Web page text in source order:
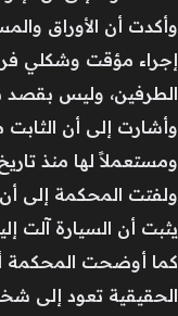
وأكدت أن الأوراق
إجراء مؤقت وشكلي
الطرفين، وليس بقصد
وأشارت إلى أن الثابت
ومستعملاً لها منذ
ولفتت المحكمة إلى
يثبت أن السيارة آلت
كما أوضحت المحكمة
الحقيقية تعود إلى